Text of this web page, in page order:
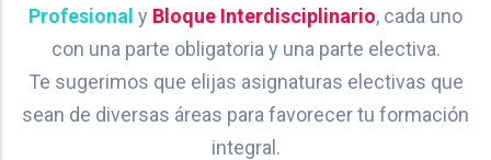
Profesional y Bloque Interdisciplinario, cada uno
con una parte obligatoria y una parte electiva.
Te sugerimos que elijas asignaturas electivas que
sean de diversas áreas para favorecer tu formación
integral.